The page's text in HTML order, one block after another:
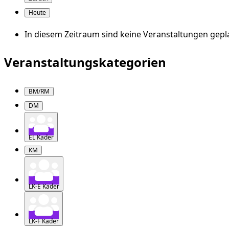
Heute
In diesem Zeitraum sind keine Veranstaltungen
Veranstaltungskategorien
BM/RM
DM
EL Kader
KM
LK-E Kader
LK-F Kader